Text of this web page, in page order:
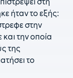
ήταν το εξής:
στην
την οποία
της
το